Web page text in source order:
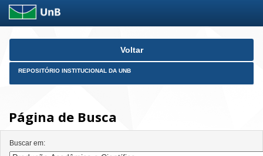
Skip
Voltar
REPOSITÓRIO INSTITUCIONAL DA UNB
Página de Busca
Buscar em: